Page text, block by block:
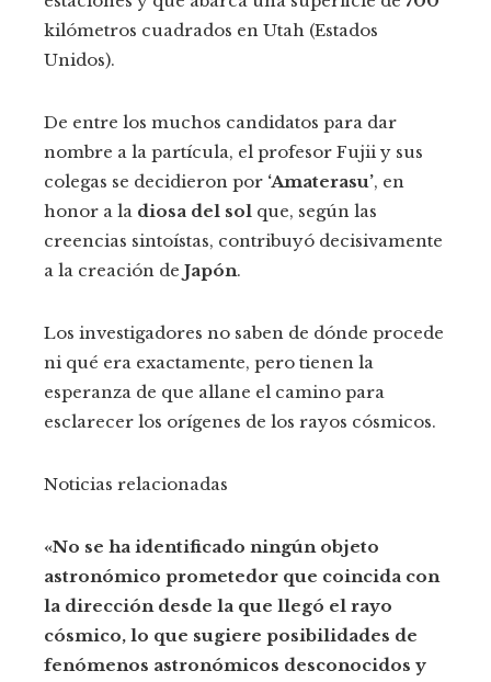
kilómetros cuadrados en Utah (Estados
Unidos).
De entre los muchos candidatos para dar
nombre a la partícula, el profesor Fujii y sus
colegas se decidieron por ‘Amaterasu’, en
honor a la diosa del sol que, según las
creencias sintoístas, contribuyó decisivamente
a la creación de Japón.
Los investigadores no saben de dónde procede
ni qué era exactamente, pero tienen la
esperanza de que allane el camino para
esclarecer los orígenes de los rayos cósmicos.
Noticias relacionadas
«No se ha identificado ningún objeto
astronómico prometedor que coincida con
la dirección desde la que llegó el rayo
cósmico, lo que sugiere posibilidades de
fenómenos astronómicos desconocidos y